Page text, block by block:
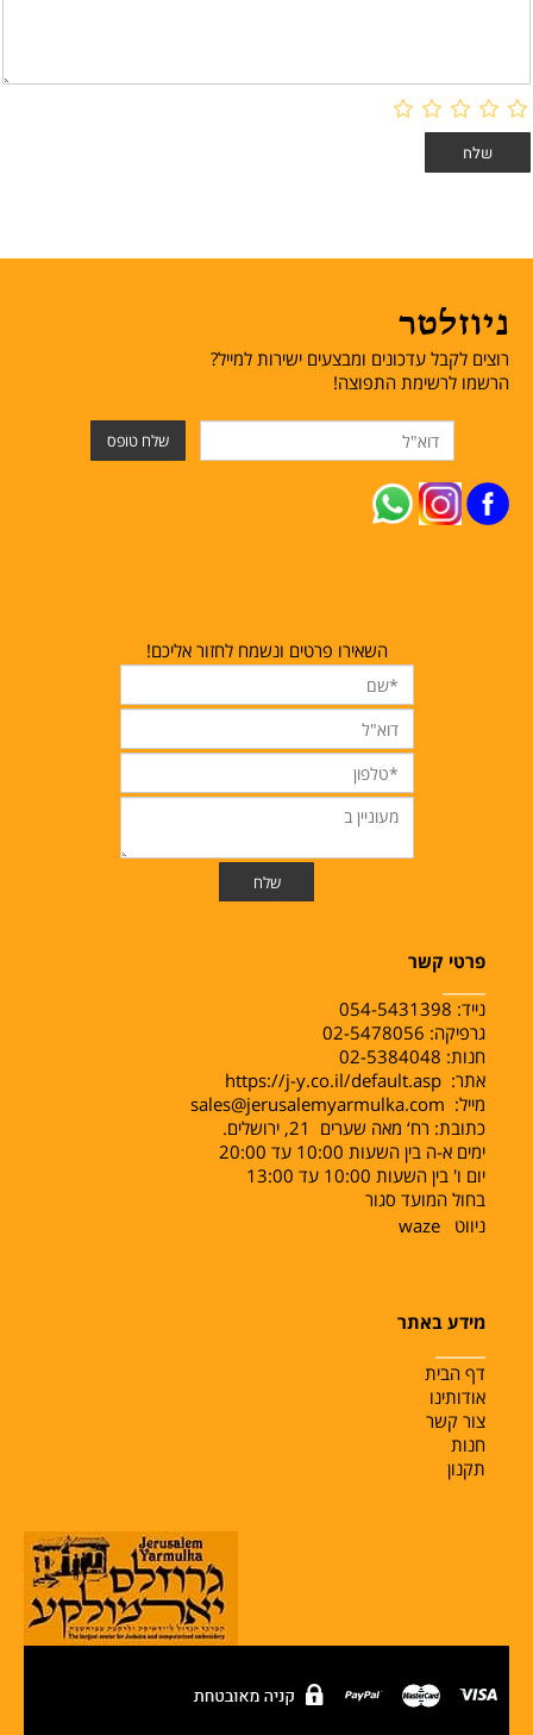
ניוזלטר
רוצים לקבל עדכונים ומבצעים ישירות למייל?
הרשמו לרשימת התפוצה!
השאירו פרטים ונשמח לחזור אליכם!
פרטי קשר
נייד: 054-5431398
גרפיקה: 02-5478056
חנות: 02-5384048
אתר: https://j-y.co.il/default.asp
מייל: sales@jerusalemyarmulka.com
כתובת: רח‘ מאה שערים 21, ירושלים.
ימים א-ה בין השעות 10:00 עד 20:00
יום ו' בין השעות 10:00 עד 13:00
בחול המועד סגור
ניווט
waze
מידע באתר
דף הבית
אודותינו
צור קשר
חנות
תקנון